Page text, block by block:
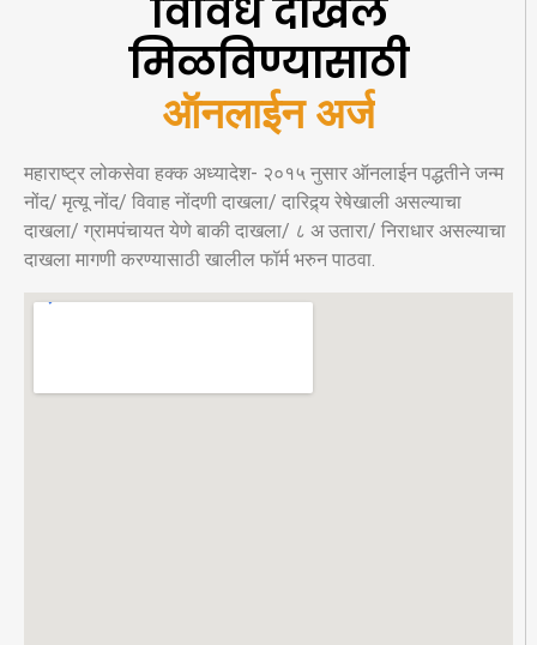
विविध दाखले
मिळविण्यासाठी
ऑनलाईन अर्ज
महाराष्ट्र लोकसेवा हक्क अध्यादेश- २०१५ नुसार ऑनलाईन पद्धतीने जन्म
नोंद/ मृत्यू नोंद/ विवाह नोंदणी दाखला/ दारिद्र्य रेषेखाली असल्याचा
दाखला/ ग्रामपंचायत येणे बाकी दाखला/ ८ अ उतारा/ निराधार असल्याचा
दाखला मागणी करण्यासाठी खालील फॉर्म भरुन पाठवा.